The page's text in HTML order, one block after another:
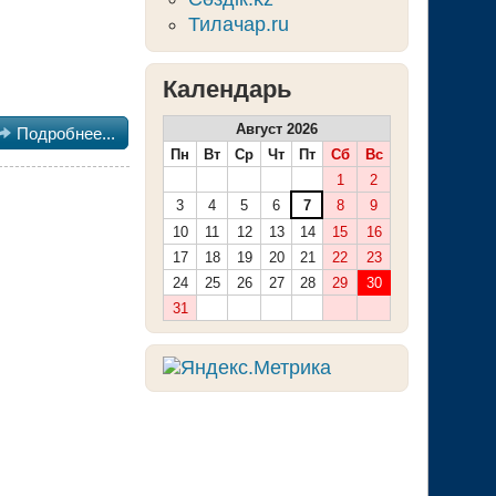
Подробнее...
Тилачар.ru
Календарь
Август 2026
Пн
Вт Ср Чт Пт Сб
Вс
1
2
3
4 5 6 7 8
9
10
11 12 13 14 15
16
17
18 19 20 21 22
23
24
25 26 27 28 29
30
31